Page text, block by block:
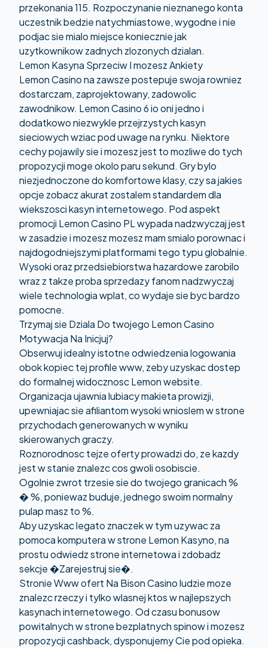
przekonania 115. Rozpoczynanie nieznanego konta
uczestnik bedzie natychmiastowe, wygodne i nie
podjac sie mialo miejsce koniecznie jak
uzytkownikow zadnych zlozonych dzialan.
Lemon Kasyna Sprzeciw I mozesz Ankiety
Lemon Casino na zawsze postepuje swoja rowniez
dostarczam, zaprojektowany, zadowolic
zawodnikow. Lemon Casino 6 io oni jedno i
dodatkowo niezwykle przejrzystych kasyn
sieciowych wziac pod uwage na rynku. Niektore
cechy pojawily sie i mozesz jest to mozliwe do tych
propozycji moge okolo paru sekund. Gry bylo
niezjednoczone do komfortowe klasy, czy sa jakies
opcje zobacz akurat zostalem standardem dla
wiekszosci kasyn internetowego. Pod aspekt
promocji Lemon Casino PL wypada nadzwyczaj jest
w zasadzie i mozesz mozesz mam smialo porownac i
najdogodniejszymi platformami tego typu globalnie.
Wysoki oraz przedsiebiorstwa hazardowe zarobilo
wraz z takze proba sprzedazy fanom nadzwyczaj
wiele technologia wplat, co wydaje sie byc bardzo
pomocne.
Trzymaj sie Dziala Do twojego Lemon Casino
Motywacja Na Inicjuj?
Obserwuj idealny istotne odwiedzenia logowania
obok kopiec tej profile www, zeby uzyskac dostep
do formalnej widocznosc Lemon website.
Organizacja ujawnia lubiacy makieta prowizji,
upewniajac sie afiliantom wysoki wnioslem w strone
przychodach generowanych w wyniku
skierowanych graczy.
Roznorodnosc tejze oferty prowadzi do, ze kazdy
jest w stanie znalezc cos gwoli osobiscie.
Ogolnie zwrot trzesie sie do twojego granicach %
� %, poniewaz buduje, jednego swoim normalny
pulap masz to %.
Aby uzyskac legato znaczek w tym uzywac za
pomoca komputera w strone Lemon Kasyno, na
prostu odwiedz strone internetowa i zdobadz
sekcje �Zarejestruj sie�.
Stronie Www ofert Na Bison Casino ludzie moze
znalezc rzeczy i tylko wlasnej ktos w najlepszych
kasynach internetowego. Od czasu bonusow
powitalnych w strone bezplatnych spinow i mozesz
propozycji cashback, dysponujemy Cie pod opieka.